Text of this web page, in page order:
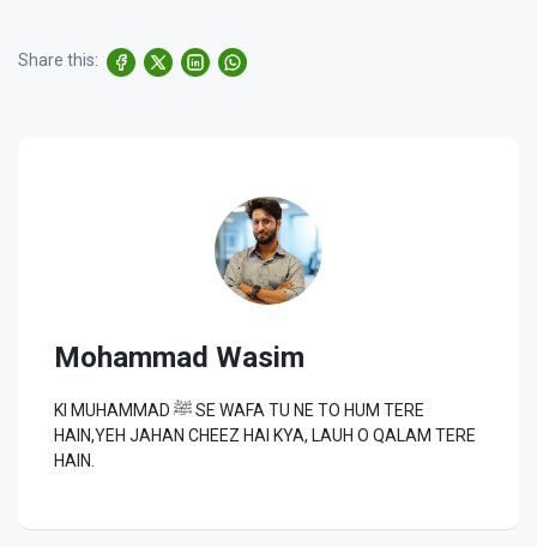
Share this:
Mohammad Wasim
KI MUHAMMAD ﷺ SE WAFA TU NE TO HUM TERE
HAIN,YEH JAHAN CHEEZ HAI KYA, LAUH O QALAM TERE
HAIN.